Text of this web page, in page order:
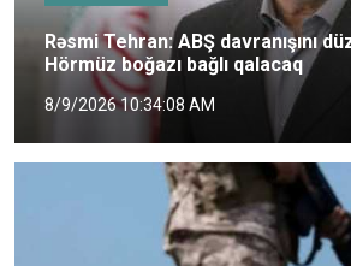
Rəsmi Tehran: ABŞ davranışını
Hörmüz boğazı bağlı qalacaq
8/9/2026 10:34:08 AM